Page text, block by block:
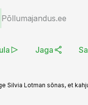
Põllumajandus.ee
Jaga
Silvia Lotman sõnas, et